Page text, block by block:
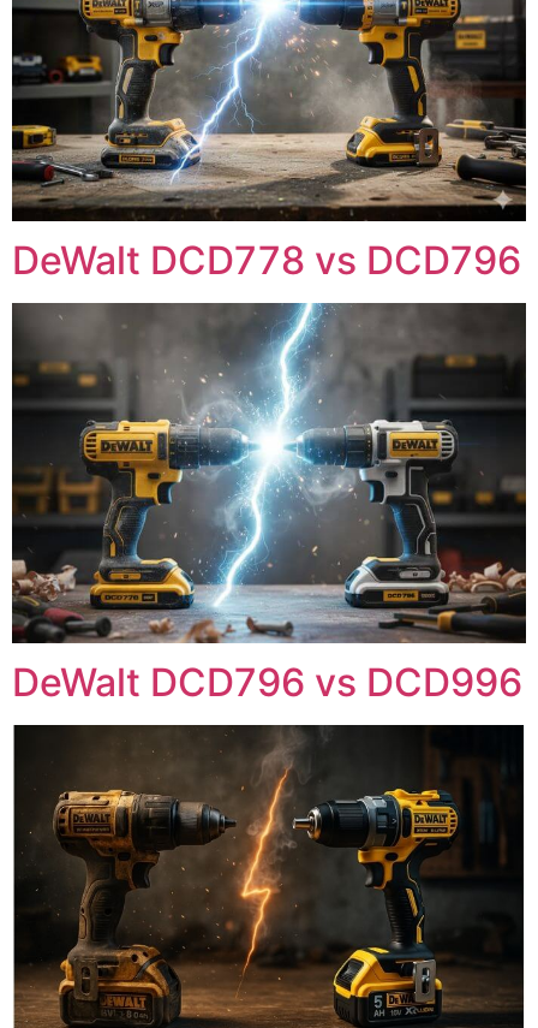
DeWalt DCD778 vs DCD796
DeWalt DCD796 vs DCD996